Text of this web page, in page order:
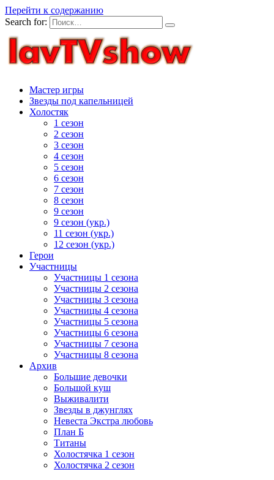
Перейти к содержанию
Search for:
Мастер игры
Звезды под капельницей
Холостяк
1 сезон
2 сезон
3 сезон
4 сезон
5 сезон
6 сезон
7 сезон
8 сезон
9 сезон
9 сезон (укр.)
11 сезон (укр.)
12 сезон (укр.)
Герои
Участницы
Участницы 1 сезона
Участницы 2 сезона
Участницы 3 сезона
Участницы 4 сезона
Участницы 5 сезона
Участницы 6 сезона
Участницы 7 сезона
Участницы 8 сезона
Архив
Большие девочки
Большой куш
Выживалити
Звезды в джунглях
Невеста Экстра любовь
План Б
Титаны
Холостячка 1 сезон
Холостячка 2 сезон